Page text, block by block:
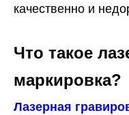
качественно и
Что такое
маркировка?
Лазерная